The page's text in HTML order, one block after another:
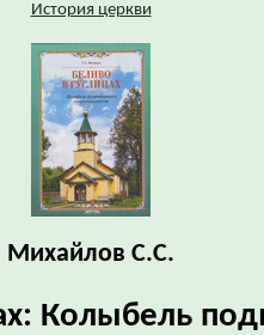
История церкви
Михайлов С.С.
Колыбель